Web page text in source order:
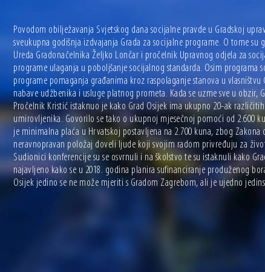
Povodom obilježavanja Svjetskog dana socijalne pravde u Gradskoj
sveukupna godišnja izdvajanja Grada za socijalne programe. O tome
Ureda Gradonačelnika Željko Lončar i pročelnik Upravnog odjela za
programe ulaganja u poboljšanje socijalnog standarda. Osim
programe pomaganja građanima kroz raspolaganje stanova u
nabave udžbenika i usluge platnog prometa. Kada se uzme sve u obzir,
Pročelnik Kristić istaknuo je kako Grad Osijek ima ukupno 20-ak
umirovljenika. Govorilo se tako o ukupnoj mjesečnoj pomoći od 2.600
je minimalna plaća u Hrvatskoj postavljena na 2.700 kuna, zbog
neravnopravan položaj doveli ljude koji svojim radom privređuju za
Sudionici konferencije su se osvrnuli i na školstvo te su istaknuli kako
najavljeno kako se u 2018. godina planira sufinanciranje produženog
Osijek jedino se ne može mjeriti s Gradom Zagrebom, ali je ujedno